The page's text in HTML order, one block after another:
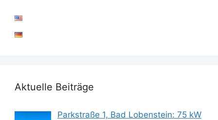
Aktuelle Beiträge
Parkstraße 1, Bad Lobenstein: 75 kW